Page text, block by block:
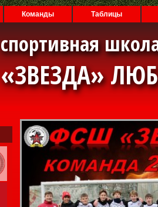
Команды Таблицы
спортивная
«ЗВЕЗДА»